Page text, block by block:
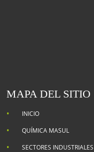
MAPA DEL SITIO
INICIO
QUÍMICA MASUL
SECTORES INDUSTRIALES